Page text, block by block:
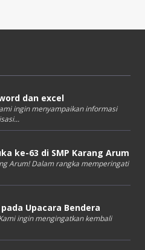
dan excel
ingin menyampaikan informasi
ke-63 di SMP Karang Arum
Arum! Dalam rangka memperingati
Upacara Bendera
ingin mengingatkan kembali